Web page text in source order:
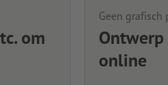
om
Geen grafisch
online